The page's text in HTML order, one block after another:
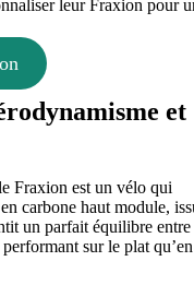
leur Fraxion pour
et
Fraxion est un vélo qui
carbone haut module,
un parfait équilibre entre
sur le plat qu’en